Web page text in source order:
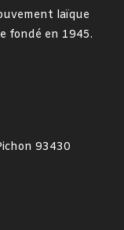
laïque
fondé en 1945.
93430